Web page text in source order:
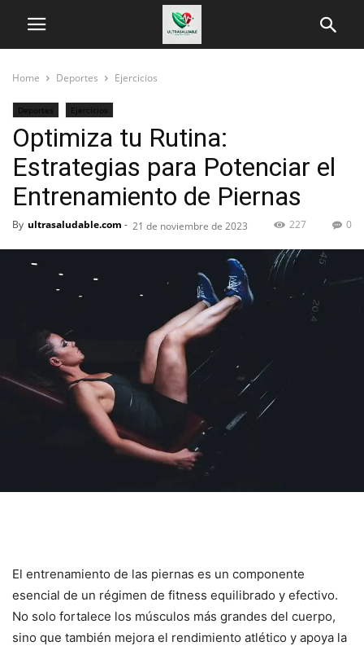
Home Deportes Ejercicios
Deportes Ejercicios
Optimiza tu Rutina:
Estrategias para Potenciar el
Entrenamiento de Piernas
By ultrasaludable.com - 21 de noviembre de 2023 0
227
El entrenamiento de las piernas es un componente
esencial de un régimen de fitness equilibrado y efectivo.
No solo fortalece los músculos más grandes del cuerpo,
sino que también mejora el rendimiento atlético y apoya la